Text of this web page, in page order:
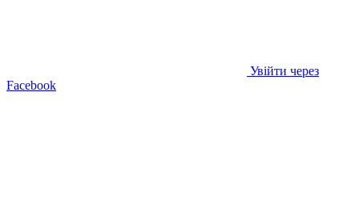
Увійти через
Facebook